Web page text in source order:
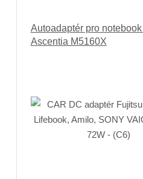
e
d
u
k
Autoadaptér pro
Ascentia M5160X